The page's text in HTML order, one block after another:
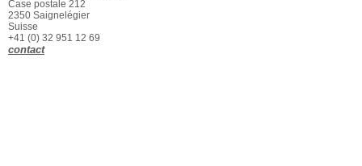
Case postale 212
2350 Saignelégier
Suisse
+41 (0) 32 951 12 69
contact